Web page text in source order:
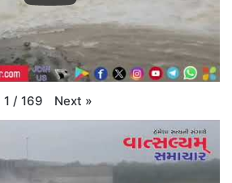
1 / 169 Next »